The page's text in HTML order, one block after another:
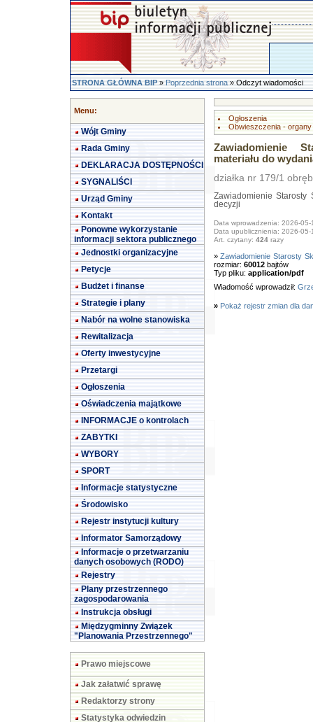
STRONA GŁÓWNA BIP»Poprzednia strona» Odczyt wiadomości
Menu:
Wójt Gminy
Rada Gminy
DEKLARACJA DOSTĘPNOŚCI
SYGNALIŚCI
Urząd Gminy
Kontakt
Ponowne wykorzystanie
informacji sektora publicznego
Jednostki organizacyjne
Petycje
Budżet i finanse
Strategie i plany
Nabór na wolne stanowiska
Rewitalizacja
Oferty inwestycyjne
Przetargi
Ogłoszenia
Oświadczenia majątkowe
INFORMACJE o kontrolach
ZABYTKI
WYBORY
SPORT
Informacje statystyczne
Środowisko
Rejestr instytucji kultury
Informator Samorządowy
Informacje o przetwarzaniu
danych osobowych (RODO)
Rejestry
Plany przestrzennego
zagospodarowania
Instrukcja obsługi
Międzygminny Związek
"Planowania Przestrzennego"
Prawo miejscowe
Jak załatwić sprawę
Redaktorzy strony
Statystyka odwiedzin
Ogłoszenia
Obwieszczenia - organy
Zawiadomienie
materiału do
działka nr 179/1
Zawiadomienie Starosty
decyzji
Data wprowadzenia: 2026-05-
Data upublicznienia: 2026-05-
Art. czytany: 424razy
»Zawiadomienie Starosty
rozmiar: 60012bajtów
Typ pliku: application/pdf
Wiadomość wprowadził:
» Pokaż rejestr zmian dla